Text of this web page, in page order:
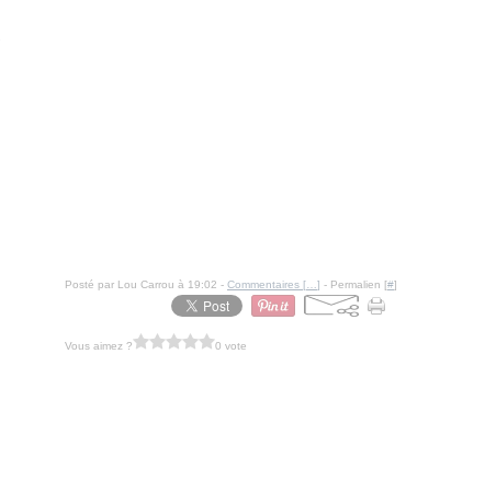
Posté par Lou Carrou à 19:02 - Commentaires [ ] - Permalien [#]
Vous aimez ? 0 vote